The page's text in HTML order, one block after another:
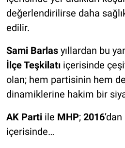
değerlendirilirse daha
edilir.
Sami Barlasyıllardan bu
İlçe Teşkilatı içerisinde
olan; hem partisinin hem de
dinamiklerine hakim bir
AK Parti ile MHP; 2016
içerisinde…